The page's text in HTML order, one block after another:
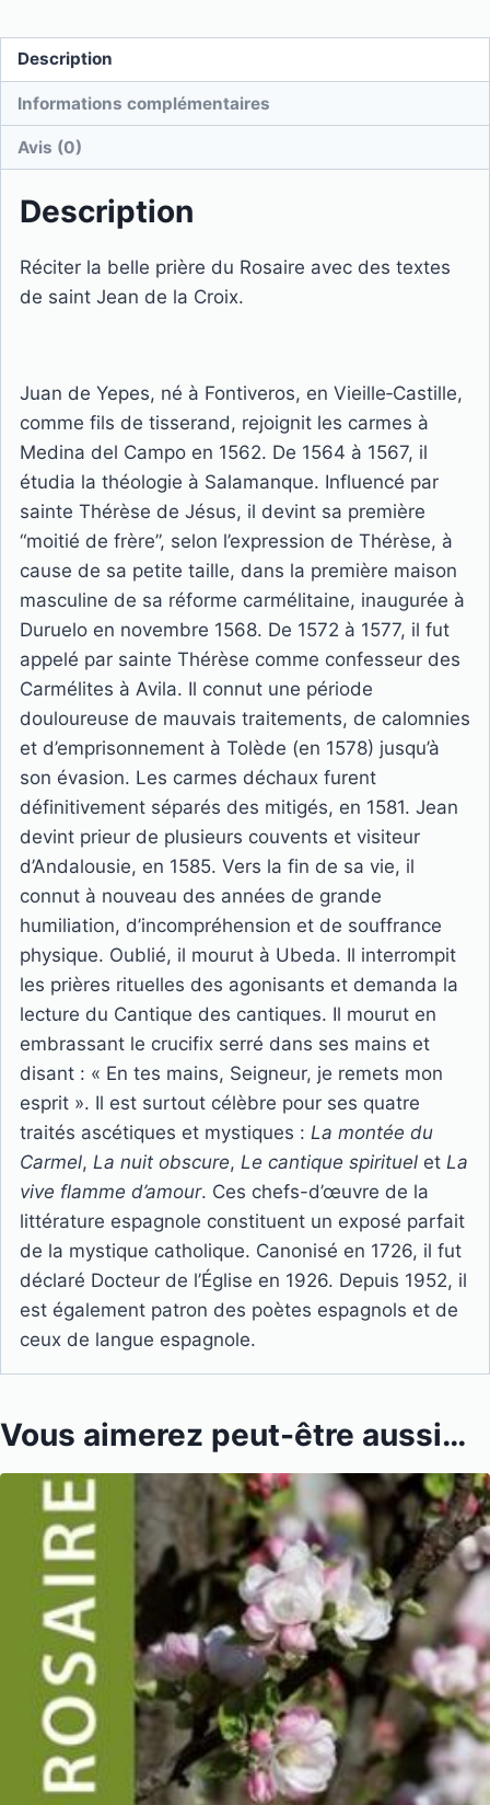
Saint
Jean
de
Croix)
Description
Informations complémentaires
Avis (0)
Description
Réciter la belle prière du Rosaire avec des textes
de saint Jean de la Croix.
Juan de Yepes, né à Fontiveros, en Vieille‑Castille,
comme fils de tisserand, rejoignit les carmes à
Medina del Campo en 1562. De 1564 à 1567, il
étudia la théologie à Salamanque. Influencé par
sainte Thérèse de Jésus, il devint sa première
“moitié de frère”, selon l’expression de Thérèse, à
cause de sa petite taille, dans la première maison
masculine de sa réforme carmélitaine, inaugurée à
Duruelo en novembre 1568. De 1572 à 1577, il fut
appelé par sainte Thérèse comme confesseur des
Carmélites à Avila. Il connut une période
douloureuse de mauvais traitements, de calomnies
et d’emprisonnement à Tolède (en 1578) jusqu’à
son évasion. Les carmes déchaux furent
définitivement séparés des mitigés, en 1581. Jean
devint prieur de plusieurs couvents et visiteur
d’Andalousie, en 1585. Vers la fin de sa vie, il
connut à nouveau des années de grande
humiliation, d’incompréhension et de souffrance
physique. Oublié, il mourut à Ubeda. Il interrompit
les prières rituelles des agonisants et demanda la
lecture du Cantique des cantiques. Il mourut en
embrassant le crucifix serré dans ses mains et
disant : « En tes mains, Seigneur, je remets mon
esprit ». Il est surtout célèbre pour ses quatre
traités ascétiques et mystiques : La montée du
Carmel, La nuit obscure, Le cantique spirituel et La
vive flamme d’amour. Ces chefs-d’œuvre de la
littérature espagnole constituent un exposé parfait
de la mystique catholique. Canonisé en 1726, il fut
déclaré Docteur de l’Église en 1926. Depuis 1952, il
est également patron des poètes espagnols et de
ceux de langue espagnole.
Vous aimerez peut-être aussi…